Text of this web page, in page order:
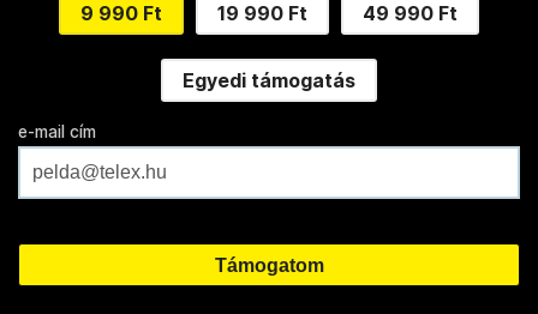
9 990 Ft 19 990 Ft 49 990 Ft
Egyedi támogatás
e-mail cím